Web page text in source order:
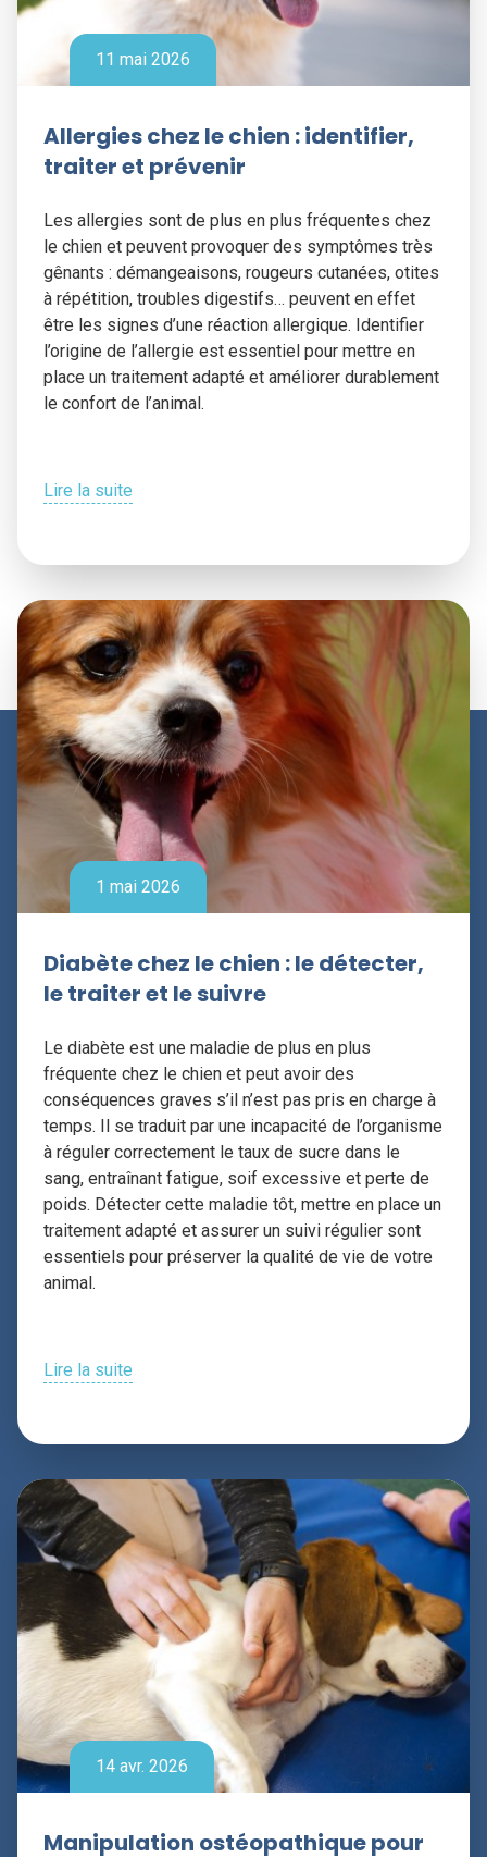
11 mai 2026
Allergies chez le chien : identifier,
traiter et prévenir
Les allergies sont de plus en plus fréquentes chez
le chien et peuvent provoquer des symptômes très
gênants : démangeaisons, rougeurs cutanées, otites
à répétition, troubles digestifs… peuvent en effet
être les signes d’une réaction allergique. Identifier
l’origine de l’allergie est essentiel pour mettre en
place un traitement adapté et améliorer durablement
le confort de l’animal.
Lire la suite
1 mai 2026
Diabète chez le chien : le détecter,
le traiter et le suivre
Le diabète est une maladie de plus en plus
fréquente chez le chien et peut avoir des
conséquences graves s’il n’est pas pris en charge à
temps. Il se traduit par une incapacité de l’organisme
à réguler correctement le taux de sucre dans le
sang, entraînant fatigue, soif excessive et perte de
poids. Détecter cette maladie tôt, mettre en place un
traitement adapté et assurer un suivi régulier sont
essentiels pour préserver la qualité de vie de votre
animal.
Lire la suite
14 avr. 2026
Manipulation ostéopathique pour